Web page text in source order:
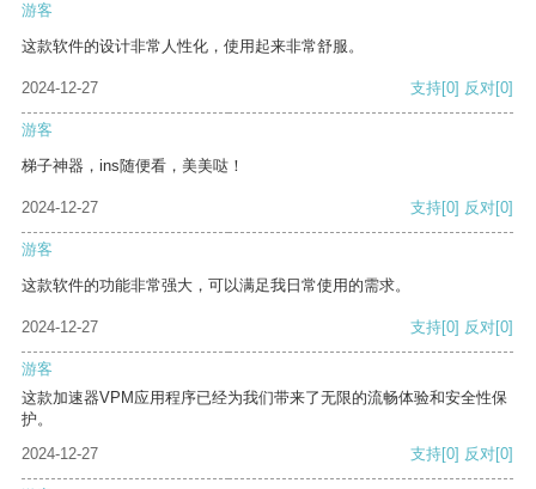
游客
这款软件的设计非常人性化，使用起来非常舒服。
2024-12-27 支持[0] 反对[0]
游客
梯子神器，ins随便看，美美哒！
2024-12-27 支持[0] 反对[0]
游客
这款软件的功能非常强大，可以满足我日常使用的需求。
2024-12-27 支持[0] 反对[0]
游客
这款加速器VPM应用程序已经为我们带来了无限的流畅体验和安全性保
护。
2024-12-27
支持[0] 反对[0]